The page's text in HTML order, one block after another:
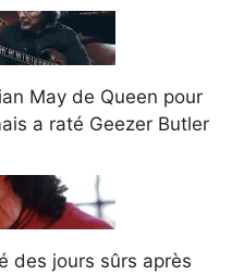
May de Queen pour
a raté Geezer Butler
des jours sûrs après